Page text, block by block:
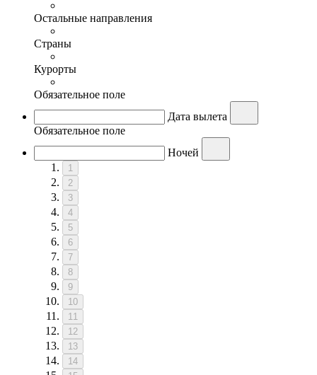
Остальные направления
Страны
Курорты
Обязательное поле
Дата вылета
Обязательное поле
Ночей
1
2
3
4
5
6
7
8
9
10
11
12
13
14